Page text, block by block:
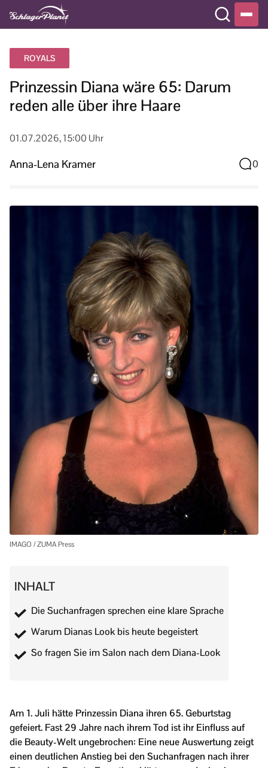
ROYALS
Prinzessin Diana wäre 65: Darum
reden alle über ihre Haare
01.07.2026, 15:00 Uhr
Anna-Lena Kramer 0
IMAGO / ZUMA Press
INHALT
Die Suchanfragen sprechen eine klare Sprache
Warum Dianas Look bis heute begeistert
So fragen Sie im Salon nach dem Diana-Look
Am 1. Juli hätte Prinzessin Diana ihren 65. Geburtstag
gefeiert. Fast 29 Jahre nach ihrem Tod ist ihr Einfluss auf
die Beauty-Welt ungebrochen: Eine neue Auswertung zeigt
einen deutlichen Anstieg bei den Suchanfragen nach ihrer